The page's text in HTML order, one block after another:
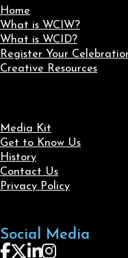
Home
What is WCIW?
What is WCID?
Register Your
Creative Resources
Media Kit
Get to Know Us
History
Contact Us
Privacy Policy
Social Media
Follow us on Facebook
Follow us on X
Follow us on
Follow us on